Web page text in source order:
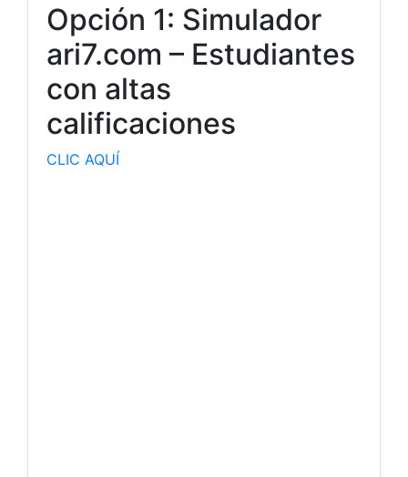
Opción 1: Simulador
ari7.com – Estudiantes
con altas
calificaciones
CLIC AQUÍ